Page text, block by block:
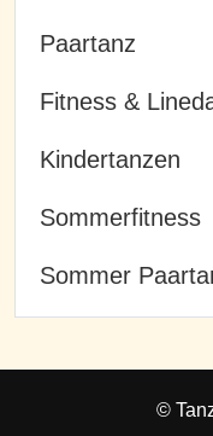
Paartanz
Fitness &
Kindertanzen
Sommerfitness
Sommer
©